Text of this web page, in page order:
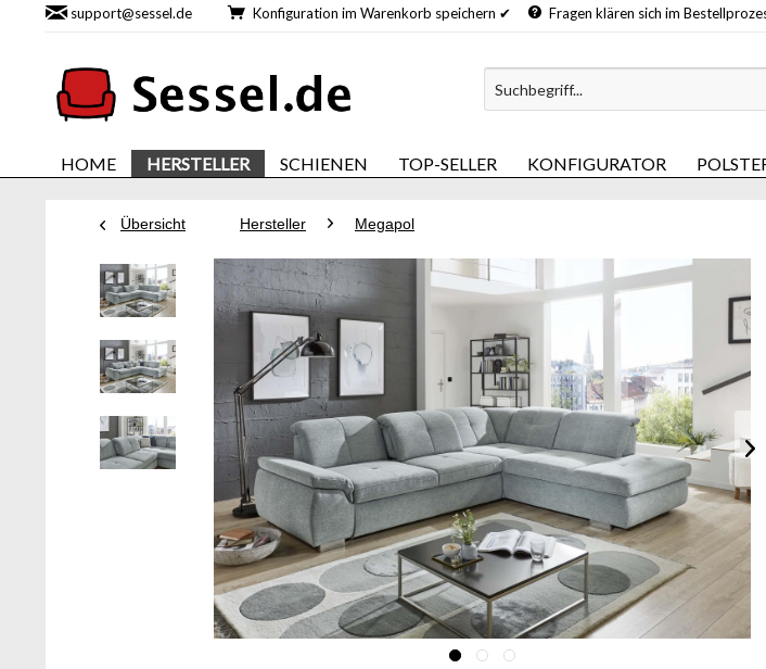
support@sessel.de Konfiguration im Warenkorb speichern ✔ Fragen klären sich im
HOME HERSTELLER SCHIENEN TOP-SELLER KONFIGURATOR
Übersicht Hersteller Megapol